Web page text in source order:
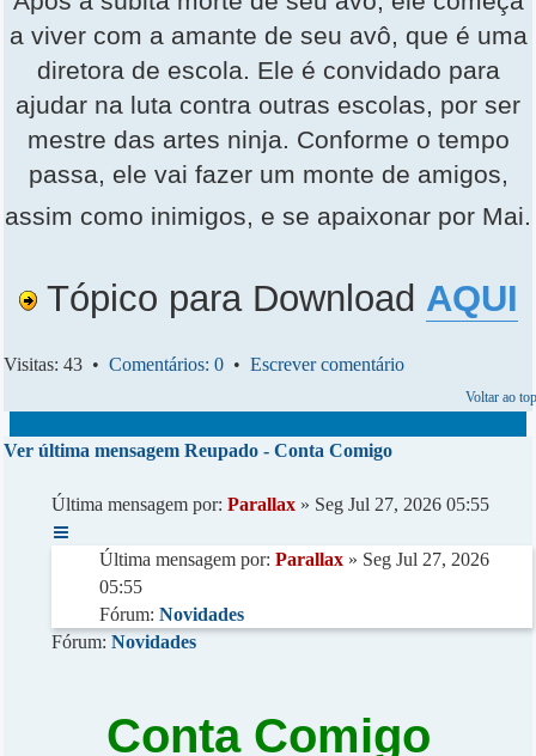
a viver com a amante de seu avô, que é uma
diretora de escola. Ele é convidado para
ajudar na luta contra outras escolas, por ser
mestre das artes ninja. Conforme o tempo
passa, ele vai fazer um monte de amigos,
assim como inimigos, e se apaixonar por Mai.
Tópico para Download AQUI
Visitas: 43 • Comentários: 0 • Escrever comentário
Voltar ao
Ver última mensagem Reupado - Conta Comigo
Última mensagem por: Parallax » Seg Jul 27, 2026 05:55
Última mensagem por: Parallax » Seg Jul 27, 2026
05:55
Fórum: Novidades
Fórum: Novidades
Conta Comigo